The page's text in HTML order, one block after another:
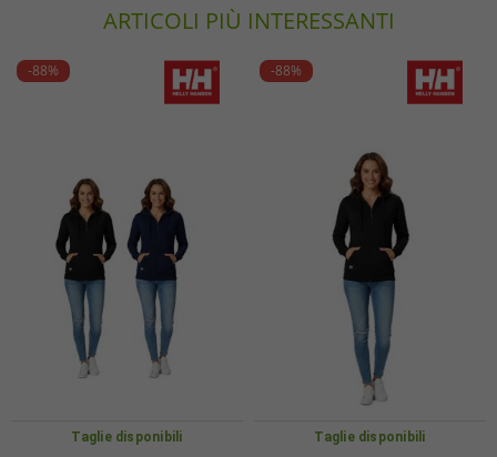
ARTICOLI PIÙ INTERESSANTI
-88%
Taglie disponibili
-88%
Taglie disponibili